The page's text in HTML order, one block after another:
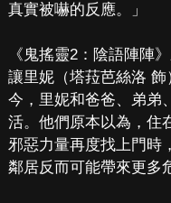
真實被嚇的反應。」
《鬼搖靈2：陰語陣陣
讓里妮（塔菈芭絲洛
今，里妮和爸爸、弟弟
活。他們原本以為，住
邪惡力量再度找上門時
鄰居反而可能帶來更多